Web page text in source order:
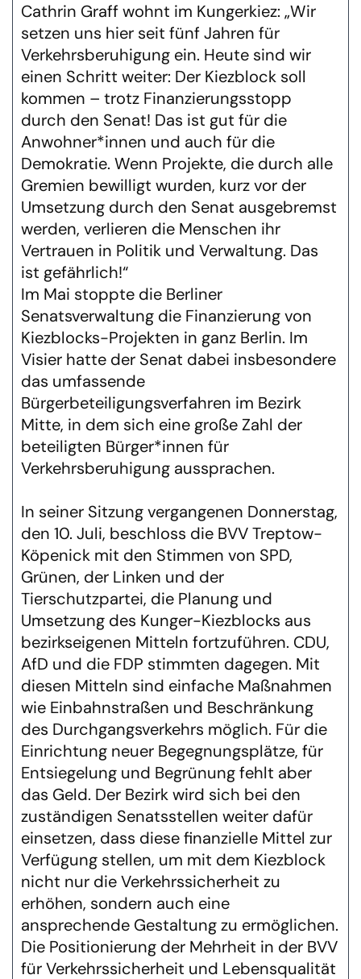
Cathrin Graff wohnt im Kungerkiez: „Wir
setzen uns hier seit fünf Jahren für
Verkehrsberuhigung ein. Heute sind wir
einen Schritt weiter: Der Kiezblock soll
kommen – trotz Finanzierungsstopp
durch den Senat! Das ist gut für die
Anwohner*innen und auch für die
Demokratie. Wenn Projekte, die durch alle
Gremien bewilligt wurden, kurz vor der
Umsetzung durch den Senat ausgebremst
werden, verlieren die Menschen ihr
Vertrauen in Politik und Verwaltung. Das
ist gefährlich!“
Im Mai stoppte die Berliner
Senatsverwaltung die Finanzierung von
Kiezblocks-Projekten in ganz Berlin. Im
Visier hatte der Senat dabei insbesondere
das umfassende
Bürgerbeteiligungsverfahren im Bezirk
Mitte, in dem sich eine große Zahl der
beteiligten Bürger*innen für
Verkehrsberuhigung aussprachen.
In seiner Sitzung vergangenen Donnerstag,
den 10. Juli, beschloss die BVV Treptow-
Köpenick mit den Stimmen von SPD,
Grünen, der Linken und der
Tierschutzpartei, die Planung und
Umsetzung des Kunger-Kiezblocks aus
bezirkseigenen Mitteln fortzuführen. CDU,
AfD und die FDP stimmten dagegen. Mit
diesen Mitteln sind einfache Maßnahmen
wie Einbahnstraßen und Beschränkung
des Durchgangsverkehrs möglich. Für die
Einrichtung neuer Begegnungsplätze, für
Entsiegelung und Begrünung fehlt aber
das Geld. Der Bezirk wird sich bei den
zuständigen Senatsstellen weiter dafür
einsetzen, dass diese finanzielle Mittel zur
Verfügung stellen, um mit dem Kiezblock
nicht nur die Verkehrssicherheit zu
erhöhen, sondern auch eine
ansprechende Gestaltung zu ermöglichen.
Die Positionierung der Mehrheit in der BVV
für Verkehrssicherheit und Lebensqualität